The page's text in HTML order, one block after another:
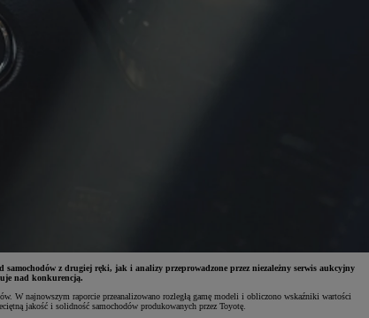
z drugiej ręki, jak i analizy przeprowadzone przez niezależny serwis aukcyjny
nad konkurencją.
W najnowszym raporcie przeanalizowano rozległą gamę modeli i obliczono wskaźniki wartości
jakość i solidność samochodów produkowanych przez Toyotę.